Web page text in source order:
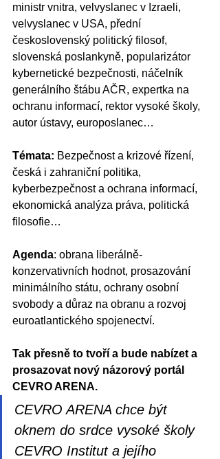
ministr vnitra, velvyslanec v Izraeli,
velvyslanec v USA, přední
československý politický filosof,
slovenská poslankyně, popularizátor
kybernetické bezpečnosti, náčelník
generálního štábu AČR, expertka na
ochranu informací, rektor vysoké školy,
autor ústavy, europoslanec…
Témata: Bezpečnost a krizové řízení,
česká i zahraniční politika,
kyberbezpečnost a ochrana informací,
ekonomická analýza práva, politická
filosofie…
Agenda: obrana liberálně-
konzervativních hodnot, prosazování
minimálního státu, ochrany osobní
svobody a důraz na obranu a rozvoj
euroatlantického spojenectví.
Tak přesně to tvoří a bude nabízet a
prosazovat nový názorový portál
CEVRO ARENA.
CEVRO ARENA chce být
oknem do srdce vysoké školy
CEVRO Institut a jejího